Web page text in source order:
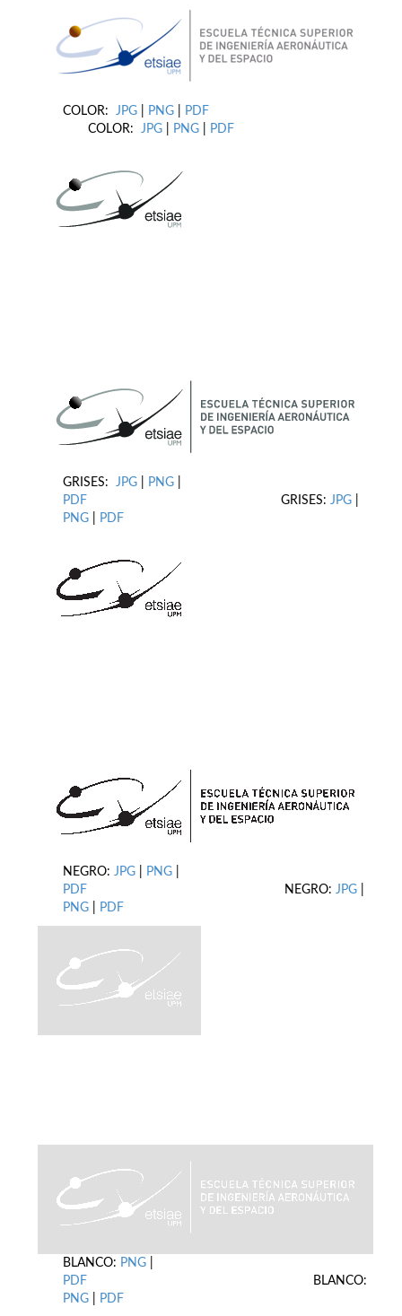
COLOR: JPG PNG
PDF
COLOR: JPG PNG PDF
GRISES: JPG PNG
PDF GRISES: JPG
PNG
PDF
NEGRO: JPG PNG
PDF NEGRO: JPG
PNG
PDF
BLANCO: PNG
PDF BLANCO:
PNG
PDF